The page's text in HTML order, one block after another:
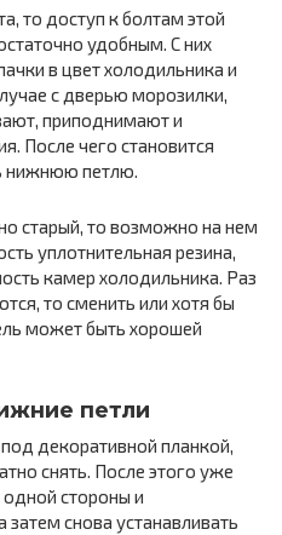
то доступ к болтам этой
удобным. С них
в цвет холодильника и
с дверью морозилки,
приподнимают и
После чего становится
нижнюю петлю.
старый, то возможно на нем
уплотнительная резина,
камер холодильника. Раз
то сменить или хотя бы
может быть хорошей
петли
декоративной планкой,
снять. После этого уже
стороны и
затем снова устанавливать